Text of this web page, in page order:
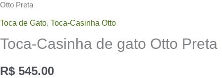
Otto Preta
Toca de Gato, Toca-Casinha Otto
Toca-Casinha de gato Otto Preta
R$ 545.00